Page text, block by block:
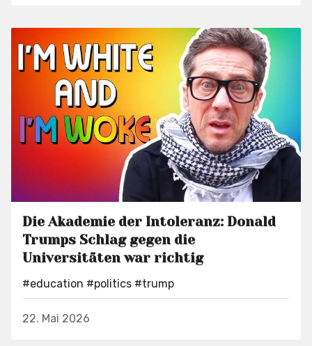
Die Akademie der Intoleranz: Donald
Trumps Schlag gegen die
Universitäten war richtig
#education #politics #trump
22. Mai 2026